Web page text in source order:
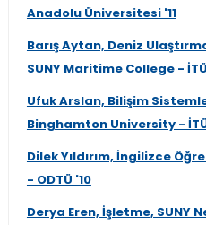
Anadolu Üniversitesi '11
Barış Aytan, Deniz
SUNY Maritime College -
Ufuk Arslan, Bilişim
Binghamton University -
Dilek Yıldırım, İngilizce
- ODTÜ '10
Derya Eren, İşletme, SUNY